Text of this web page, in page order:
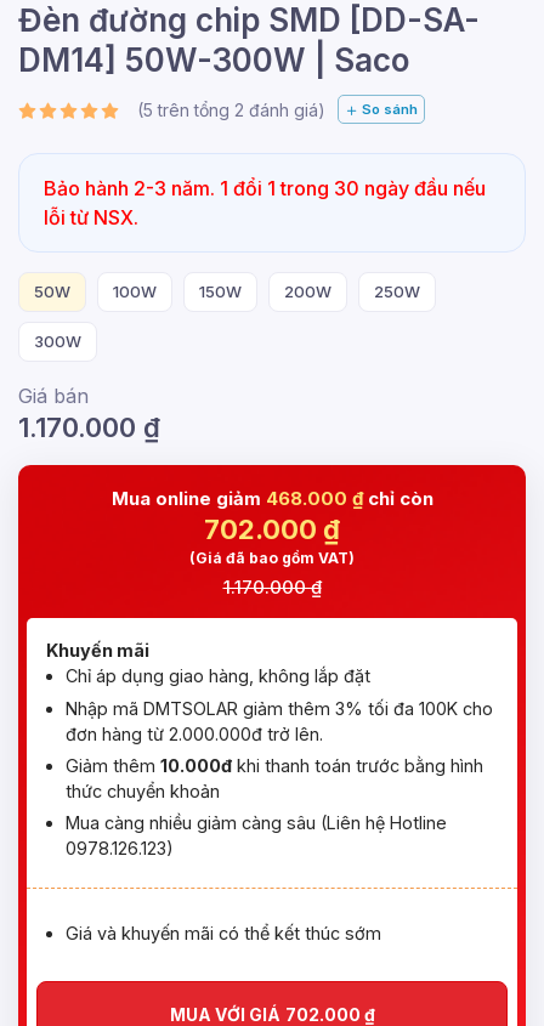
Đèn đường chip SMD [DD-SA-
DM14] 50W-300W | Saco
(5 trên tổng 2 đánh giá) So sánh
Bảo hành 2-3 năm. 1 đổi 1 trong 30 ngày đầu nếu
lỗi từ NSX.
50W 100W 150W 200W 250W
300W
Giá bán
1.170.000 ₫
Mua online giảm 468.000 ₫chỉ còn
702.000 ₫
(Giá đã bao gồm VAT)
1.170.000 ₫
Khuyến mãi
Chỉ áp dụng giao hàng, không lắp đặt
Nhập mã DMTSOLAR giảm thêm 3% tối đa 100K cho
đơn hàng từ 2.000.000đ trở lên.
Giảm thêm 10.000đ khi thanh toán trước bằng hình
thức chuyển khoản
Mua càng nhiều giảm càng sâu (Liên hệ Hotline
0978.126.123)
Giá và khuyến mãi có thể kết thúc sớm
MUA VỚI GIÁ 702.000 ₫